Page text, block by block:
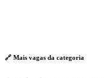
🔗 Mais vagas da categoria